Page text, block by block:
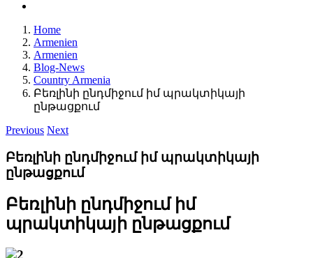
Home
Armenien
Armenien
Blog-News
Country Armenia
Բեռլինի ընդմիջում իմ պրակտիկայի
ընթացքում
Previous Next
Բեռլինի ընդմիջում իմ պրակտիկայի
ընթացքում
Բեռլինի ընդմիջում իմ
պրակտիկայի ընթացքում